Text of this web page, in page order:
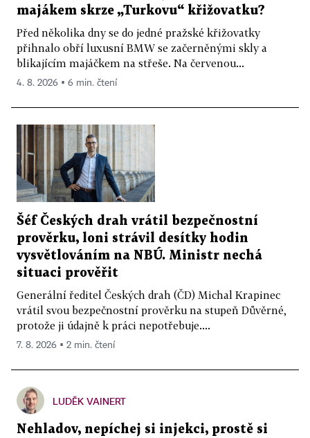
majákem skrze „Turkovu“ křižovatku?
Před několika dny se do jedné pražské křižovatky
přihnalo obří luxusní BMW se začerněnými skly a
blikajícím majáčkem na střeše. Na červenou...
4. 8. 2026 ▪ 6 min. čtení
Šéf Českých drah vrátil bezpečnostní
prověrku, loni strávil desítky hodin
vysvětlováním na NBÚ. Ministr nechá
situaci prověřit
Generální ředitel Českých drah (ČD) Michal Krapinec
vrátil svou bezpečnostní prověrku na stupeň Důvěrné,
protože ji údajně k práci nepotřebuje....
7. 8. 2026 ▪ 2 min. čtení
LUDĚK VAINERT
Nehladov, nepíchej si injekci, prostě si